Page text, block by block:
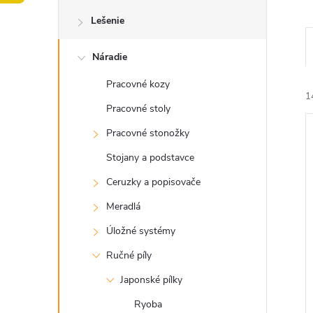
č
Lešenie
Náradie
Pracovné kozy
Pracovné stoly
Pracovné stonožky
Stojany a podstavce
Ceruzky a popisovače
Meradlá
Úložné systémy
Ručné píly
Japonské pílky
Ryoba
a